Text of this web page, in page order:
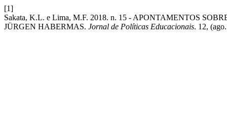
[1]
Sakata, K.L. e Lima, M.F. 2018. n. 15 - APONTAMENTOS
JÜRGEN HABERMAS. Jornal de Políticas Educacionais. 12,